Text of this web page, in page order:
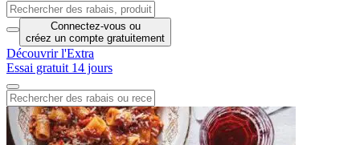
Connectez-vous ou
créez un compte gratuitement
Découvrir l'Extra
Essai gratuit 14 jours